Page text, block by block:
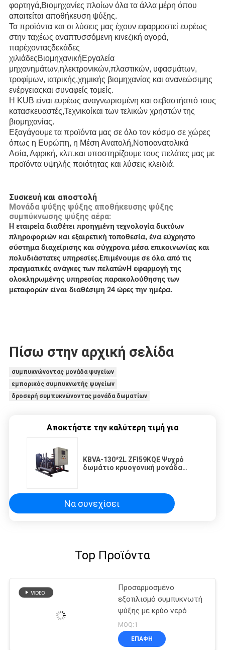
φορτηγά,Βιομηχανίες πλοίων όλα τα άλλα μέρη όπου
απαιτείται αποθήκευση ψύξης.
Τα προϊόντα και οι λύσεις μας έχουν εφαρμοστεί ευρέως
στην ταχέως αναπτυσσόμενη κινεζική αγορά,
παρέχονταςδεκάδες
χιλιάδεςΒιομηχανικήΕργαλεία
μηχανημάτων,ηλεκτρονικών,πλαστικών, υφασμάτων,
τροφίμων, ιατρικής,χημικής βιομηχανίας και ανανεώσιμης
ενέργειαςκαι συναφείς τομείς.
Η KUB είναι ευρέως αναγνωρισμένη και σεβαστήαπό τους
κατασκευαστές,Τεχνικοίκαι των τελικών χρηστών της
βιομηχανίας.
Εξαγάγουμε τα προϊόντα μας σε όλο τον κόσμο σε χώρες
όπως η Ευρώπη, η Μέση Ανατολή,Νοτιοανατολικά
Ασία, Αφρική, κλπ.και υποστηρίζουμε τους πελάτες μας με
προϊόντα υψηλής ποιότητας και λύσεις κλειδιά.
Συσκευή και αποστολή
Μονάδα ψύξης ψύξης αποθήκευσης ψύξης
συμπύκνωσης ψύξης αέρα:
Η εταιρεία διαθέτει προηγμένη τεχνολογία δικτύων
πληροφοριών και εξαιρετική τοποθεσία, ένα εύχρηστο
σύστημα διαχείρισης και σύγχρονα μέσα επικοινωνίας και
πολυδιάστατες υπηρεσίες.Επιμένουμε σε όλα από τις
πραγματικές ανάγκες των πελατώνΗ εφαρμογή της
ολοκληρωμένης υπηρεσίας παρακολούθησης των
μεταφορών είναι διαθέσιμη 24 ώρες την ημέρα.
Πίσω στην αρχική σελίδα
συμπυκνώνοντας μονάδα ψυγείων
εμπορικός συμπυκνωτής ψυγείων
δροσερή συμπυκνώνοντας μονάδα δωματίων
Αποκτήστε την καλύτερη τιμή για
KBVA-130*2L ZFI59KQE Ψυχρό
δωμάτιο κρυογονική μονάδα
μονάδα
Να συνεχίσει
Top Προϊόντα
Προσαρμοσμένο
εξοπλισμό συμπυκνωτή
ψύξης με κρύο νερό
MOQ:1
ΕΠΑΦΉ